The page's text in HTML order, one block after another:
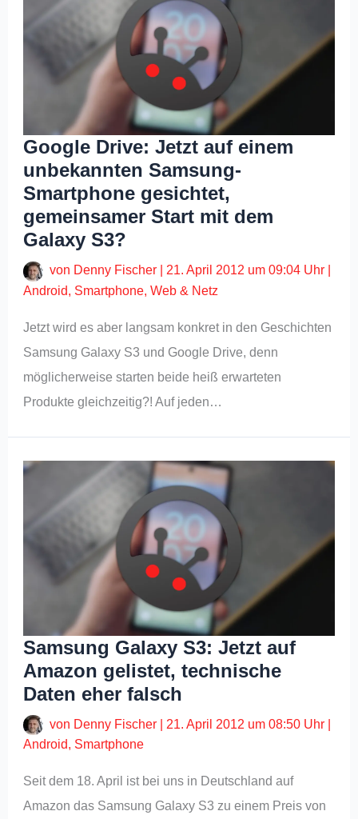
Google Drive: Jetzt auf einem
unbekannten Samsung-
Smartphone gesichtet,
gemeinsamer Start mit dem
Galaxy S3?
von Denny Fischer 21. April 2012 um 09:04 Uhr
Android, Smartphone,Web & Netz
Jetzt wird es aber langsam konkret in den Geschichten
Samsung Galaxy S3 und Google Drive, denn
möglicherweise starten beide heiß erwarteten
Produkte gleichzeitig?! Auf jeden…
Samsung Galaxy S3: Jetzt auf
Amazon gelistet, technische
Daten eher falsch
von Denny Fischer 21. April 2012 um 08:50 Uhr
Android, Smartphone
Seit dem 18. April ist bei uns in Deutschland auf
Amazon das Samsung Galaxy S3 zu einem Preis von